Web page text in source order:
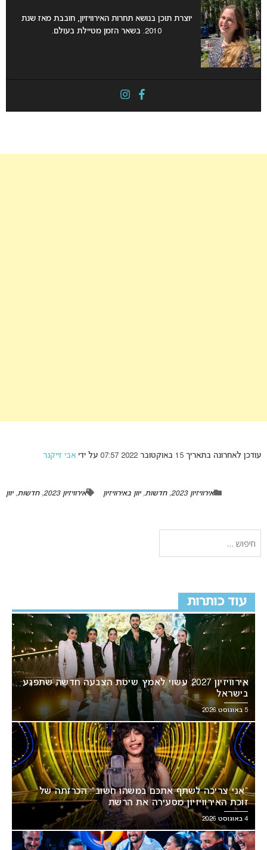
יוצרת תוכן בנושא תחרות האירוויזיון, חובבת מאז שנת
2010. בשאר הזמן מטיילת בעולם.
עודכן לאחרונה בתאריך 15 באוקטובר 2022 07:57 על ידי אבי זייקנר
אירוויזיון 2023 ,חדשות,יוון באירוויזיון אירוויזיון 2023 ,חדשות,יוון
עוד כותרות
אירוויזיון 2027 עשוי לאמץ שיטת הצבעה חדשה שתפגע
בישראל
5 באוגוסט 2026
“אני צריכה לשתף אתכם במשהו חשוב”: הכרזתה של
זוכת האירוויזיון מסעירה את הרשת
4 באוגוסט 2026